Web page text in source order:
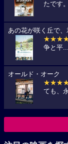
たです
あの花が咲く丘で、
争と平...
オールド・オーク
ても、